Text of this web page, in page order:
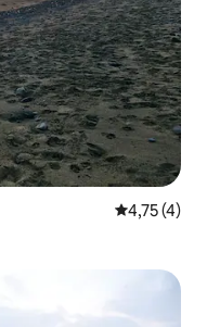
4,75 de
4,75 (4)